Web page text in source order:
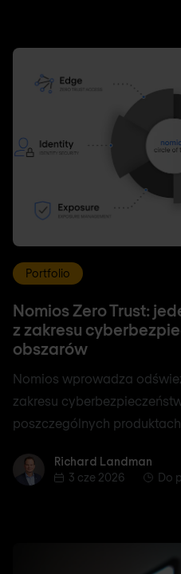
Portfolio
Nomios Zero Trust:
z zakresu
obszarów
Nomios wprowadza
zakresu
poszczególnych
Richard Landman
Richard Landman
3 cze 2026
Do